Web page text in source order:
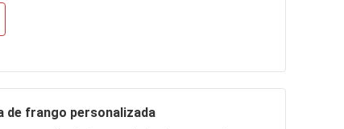
de frango personalizada